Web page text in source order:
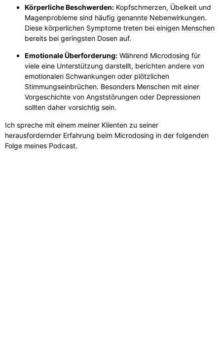
Körperliche Beschwerden: Kopfschmerzen, Übelkeit und
Magenprobleme sind häufig genannte Nebenwirkungen.
Diese körperlichen Symptome treten bei einigen Menschen
bereits bei geringsten Dosen auf.
Emotionale Überforderung: Während Microdosing für
viele eine Unterstützung darstellt, berichten andere von
emotionalen Schwankungen oder plötzlichen
Stimmungseinbrüchen. Besonders Menschen mit einer
Vorgeschichte von Angststörungen oder Depressionen
sollten daher vorsichtig sein.
Ich spreche mit einem meiner Klienten zu seiner
herausfordernder Erfahrung beim Microdosing in der folgenden
Folge meines Podcast.